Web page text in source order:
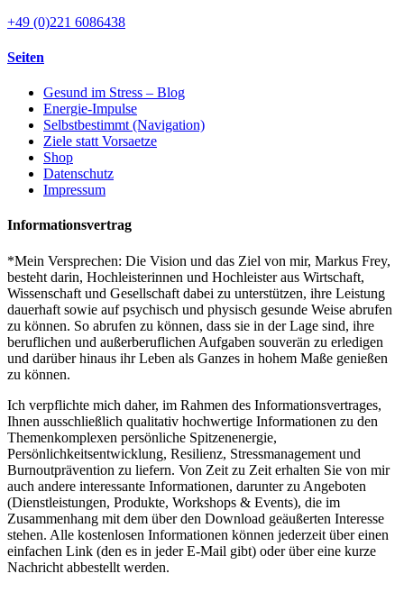
+49 (0)221 6086438
Seiten
Gesund im Stress – Blog
Energie-Impulse
Selbstbestimmt (Navigation)
Ziele statt Vorsaetze
Shop
Datenschutz
Impressum
Informationsvertrag
*Mein Versprechen: Die Vision und das Ziel von mir, Markus Frey,
besteht darin, Hochleisterinnen und Hochleister aus Wirtschaft,
Wissenschaft und Gesellschaft dabei zu unterstützen, ihre Leistung
dauerhaft sowie auf psychisch und physisch gesunde Weise abrufen
zu können. So abrufen zu können, dass sie in der Lage sind, ihre
beruflichen und außerberuflichen Aufgaben souverän zu erledigen
und darüber hinaus ihr Leben als Ganzes in hohem Maße genießen
zu können.
Ich verpflichte mich daher, im Rahmen des Informationsvertrages,
Ihnen ausschließlich qualitativ hochwertige Informationen zu den
Themenkomplexen persönliche Spitzenenergie,
Persönlichkeitsentwicklung, Resilienz, Stressmanagement und
Burnoutprävention zu liefern. Von Zeit zu Zeit erhalten Sie von mir
auch andere interessante Informationen, darunter zu Angeboten
(Dienstleistungen, Produkte, Workshops & Events), die im
Zusammenhang mit dem über den Download geäußerten Interesse
stehen. Alle kostenlosen Informationen können jederzeit über einen
einfachen Link (den es in jeder E-Mail gibt) oder über eine kurze
Nachricht abbestellt werden.